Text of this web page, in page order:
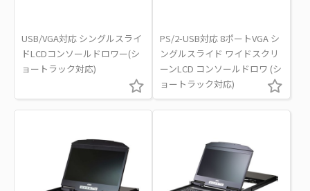
USB/VGA対応 シングルスライ
ドLCDコンソールドロワー(シ
ョートラック対応)
PS/2-USB対応 8ポートVGA シ
ングルスライド ワイドスクリ
ーンLCD コンソールドロワ (シ
ョートラック対応)